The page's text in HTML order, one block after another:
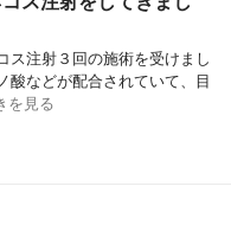
ス注射３回の施術を受けまし
酸などが配合されていて、目
を見る